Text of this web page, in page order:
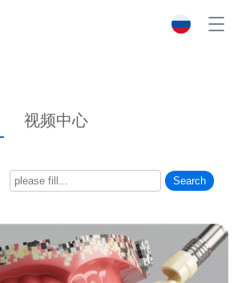
视频中心
Search